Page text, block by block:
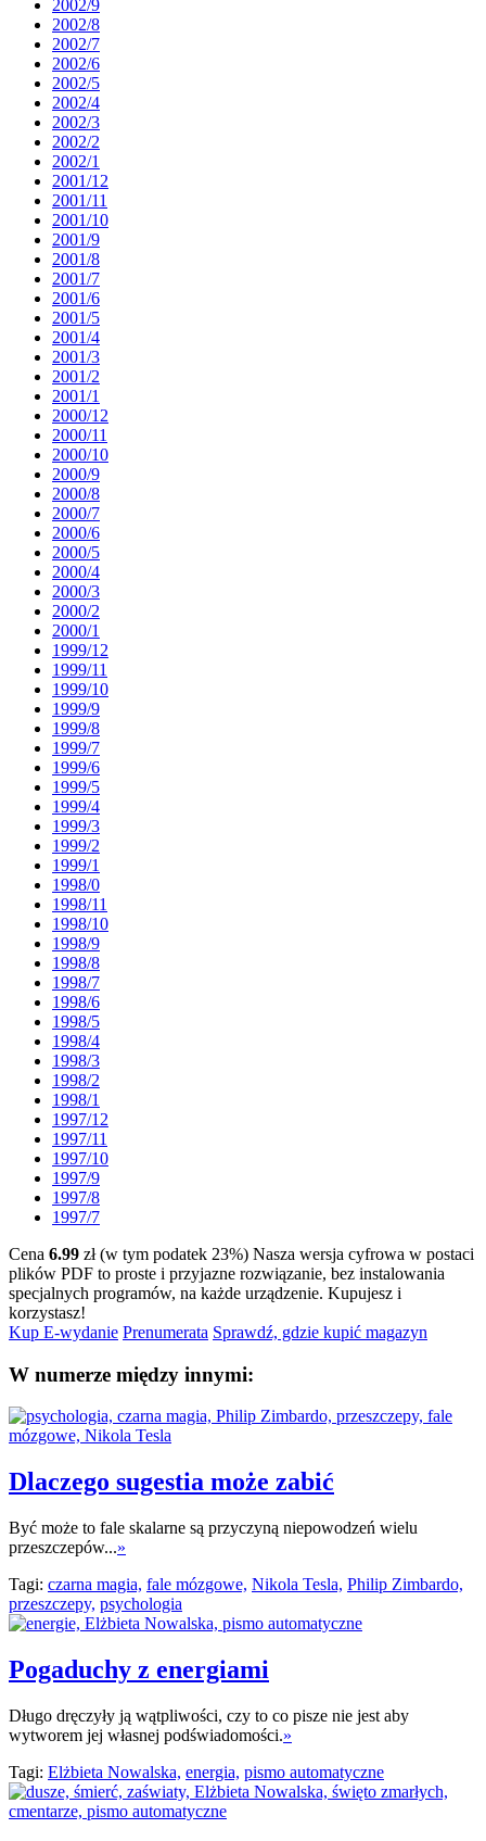
2002/9
2002/8
2002/7
2002/6
2002/5
2002/4
2002/3
2002/2
2002/1
2001/12
2001/11
2001/10
2001/9
2001/8
2001/7
2001/6
2001/5
2001/4
2001/3
2001/2
2001/1
2000/12
2000/11
2000/10
2000/9
2000/8
2000/7
2000/6
2000/5
2000/4
2000/3
2000/2
2000/1
1999/12
1999/11
1999/10
1999/9
1999/8
1999/7
1999/6
1999/5
1999/4
1999/3
1999/2
1999/1
1998/0
1998/11
1998/10
1998/9
1998/8
1998/7
1998/6
1998/5
1998/4
1998/3
1998/2
1998/1
1997/12
1997/11
1997/10
1997/9
1997/8
1997/7
Cena 6.99 zł (w tym podatek 23%) Nasza wersja cyfrowa w postaci
plików PDF to proste i przyjazne rozwiązanie, bez instalowania
specjalnych programów, na każde urządzenie. Kupujesz i
korzystasz!
Kup E-wydanie Prenumerata Sprawdź, gdzie kupić magazyn
W numerze między innymi:
Dlaczego sugestia może zabić
Być może to fale skalarne są przyczyną niepowodzeń wielu
przeszczepów...»
Tagi: czarna magia, fale mózgowe, Nikola Tesla, Philip Zimbardo,
przeszczepy, psychologia
Pogaduchy z energiami
Długo dręczyły ją wątpliwości, czy to co pisze nie jest aby
wytworem jej własnej podświadomości.»
Tagi: Elżbieta Nowalska, energia, pismo automatyczne